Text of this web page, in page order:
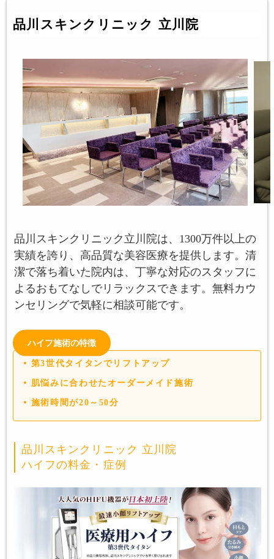
品川スキンクリニック 立川院
品川スキンクリニック立川院は、1300万件以上の
実績を誇り、高品質な美容医療を提供します。清
潔で落ち着いた院内は、丁寧な対応のスタッフに
よるおもてなしでリラックスできます。無料カウ
ンセリングで気軽に相談可能です。
ハイフ施術の特徴
第3世代タイタンでリフトアップ
肌悩みに合わせたオーダーメイド施術
施術時間が20～50分
品川スキンクリニック 立川院
ハイフの料金・症例